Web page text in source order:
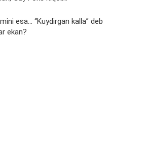
esa… “Kuydirgan kalla” deb
ekan?